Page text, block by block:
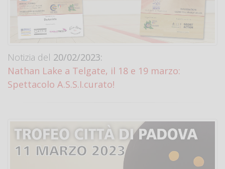
Notizia del 20/02/2023:
Nathan Lake a Telgate, il 18 e 19 marzo:
Spettacolo A.S.S.I.curato!